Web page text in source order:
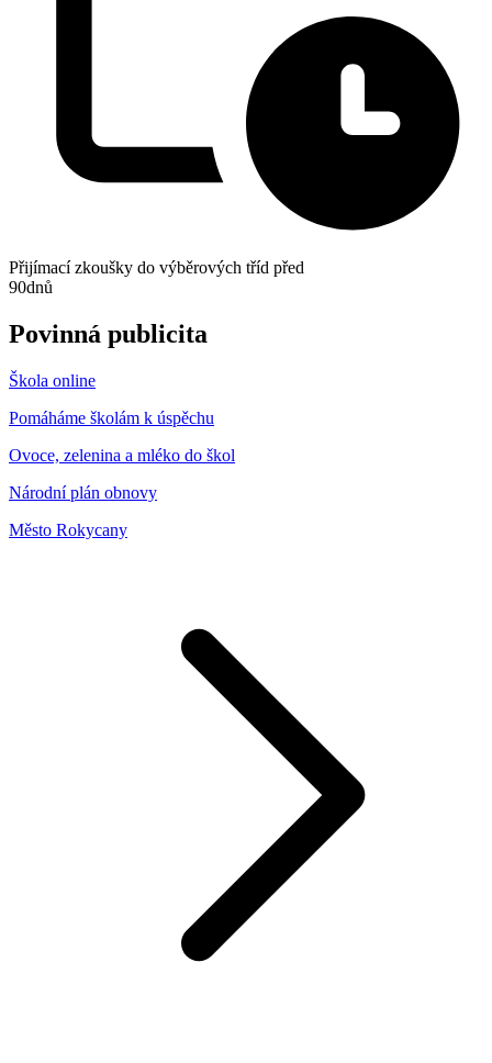
Přijímací zkoušky do výběrových tříd před
90dnů
Povinná publicita
Škola online
Pomáháme školám k úspěchu
Ovoce, zelenina a mléko do škol
Národní plán obnovy
Město Rokycany